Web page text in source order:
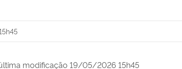
modificação 19/05/2026 15h45